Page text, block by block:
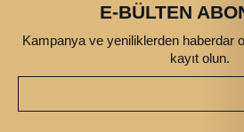
E-BÜLTEN
Kampanya ve yeniliklerden haberdar
kayıt olun.